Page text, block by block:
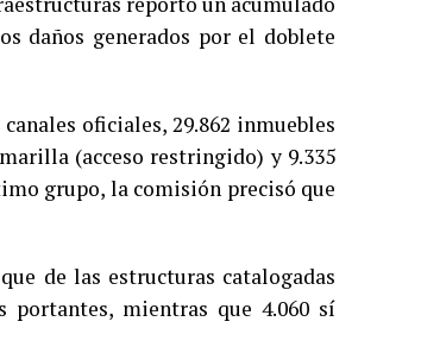
daños generados por el doblete
oficiales, 29.862 inmuebles
(acceso restringido) y 9.335
grupo, la comisión precisó que
de las estructuras catalogadas
portantes, mientras que 4.060 sí